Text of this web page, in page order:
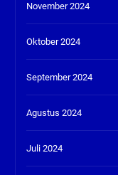
November 2024
Oktober 2024
September 2024
Agustus 2024
Juli 2024